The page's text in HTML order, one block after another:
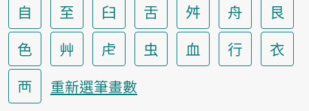
自
至 臼 舌 舛 舟
艮
色
艸 虍 虫 血 行
衣
襾
重新選筆畫數